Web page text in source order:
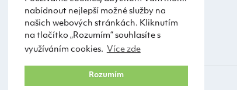
nabídnout nejlepší možné služby na
našich webových stránkách. Kliknutím
na tlačítko „Rozumím“ souhlasíte s
využíváním cookies. Více zde
Rozumím